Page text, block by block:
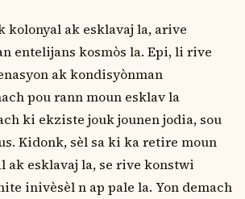
ak esklavaj la, arive
entelijans kosmòs la. Epi, li rive
ak kondisyònman
pou rann moun esklav la
ki ekziste jouk jounen jodia, sou
Kidonk, sѐl sa ki ka retire moun
ak esklavaj la, se rive konstwi
inivѐsѐl n ap pale la. Yon demach